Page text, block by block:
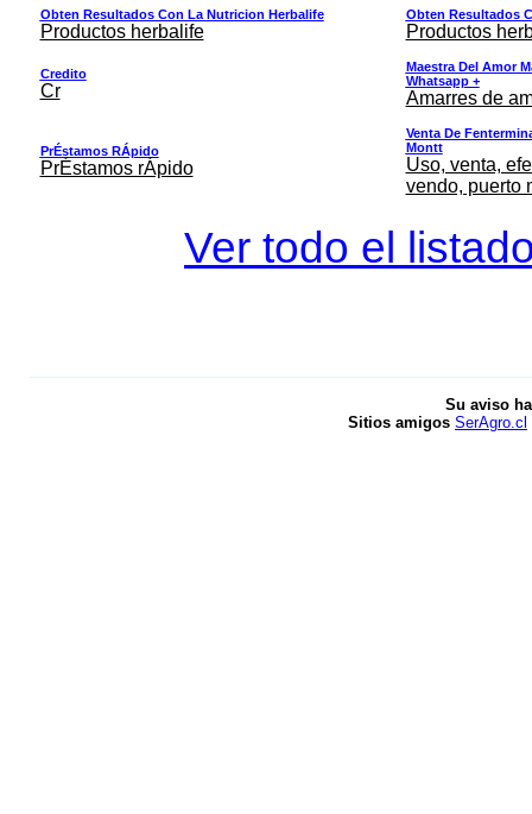
Obten Resultados Con La Nutricion Herbalife
Productos herbalife
Obten Resultados
Productos
Credito
Cr
Maestra Del Amor
Whatsapp +
Amarres de
PrÉstamos RÁpido
PrÉstamos rÁpido
Venta De
Montt
Uso, venta,
vendo, puerto
Ver todo el
Su aviso
Sitios amigos SerAgro.cl